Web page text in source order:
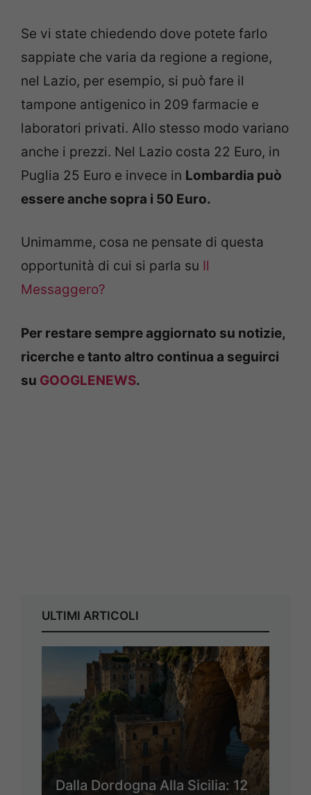
Se vi state chiedendo dove potete farlo
sappiate che varia da regione a regione,
nel Lazio, per esempio, si può fare il
tampone antigenico in 209 farmacie e
laboratori privati. Allo stesso modo variano
anche i prezzi. Nel Lazio costa 22 Euro, in
Puglia 25 Euro e invece in Lombardia può
essere anche sopra i 50 Euro.
Unimamme, cosa ne pensate di questa
opportunità di cui si parla su Il
Messaggero?
Per restare sempre aggiornato su notizie,
ricerche e tanto altro continua a seguirci
su GOOGLENEWS.
ULTIMI ARTICOLI
Dalla Dordogna Alla Sicilia: 12